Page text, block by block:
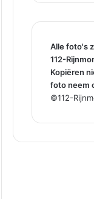
Alle foto's
112-
Kopiëren
foto neem
©112-